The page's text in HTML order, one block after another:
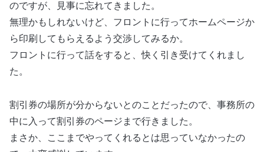
のですが、見事に忘れてきました。
無理かもしれないけど、フロントに行ってホームページか
ら印刷してもらえるよう交渉してみるか。
フロントに行って話をすると、快く引き受けてくれまし
た。
割引券の場所が分からないとのことだったので、事務所の
中に入って割引券のページまで行きました。
まさか、ここまでやってくれるとは思っていなかったの